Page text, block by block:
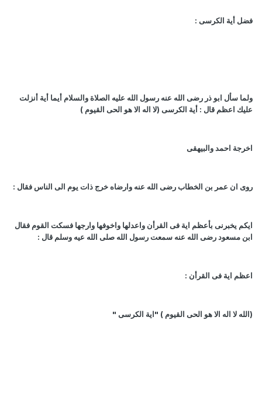
فضل أية الكرسى :
ولما سأل ابو ذر رضى الله عنه رسول الله عليه الصلاة والسلام أيما أية أنزلت
عليك اعظم قال : أية الكرسى (لا اله الا هو الحى القيوم )
اخرجة احمد والبيهقى
روى ان عمر بن الخطاب رضى الله عنه وارضاه خرج ذات يوم الى الناس فقال :
ايكم يخبرنى بأعظم اية فى القرأن واعدلها واخوفها وارجها فسكت القوم فقال
ابن مسعود رضى الله عنه سمعت رسول الله صلى الله عيه وسلم قال :
اعظم اية فى القرأن :
(الله لا اله الا هو الحى القيوم ) "اية الكرسى "